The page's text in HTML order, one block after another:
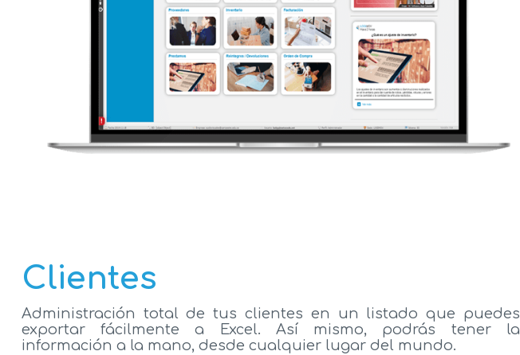
Clientes
Administración total de tus clientes en un listado que puedes
exportar fácilmente a Excel. Así mismo, podrás tener la
información a la mano, desde cualquier lugar del mundo.